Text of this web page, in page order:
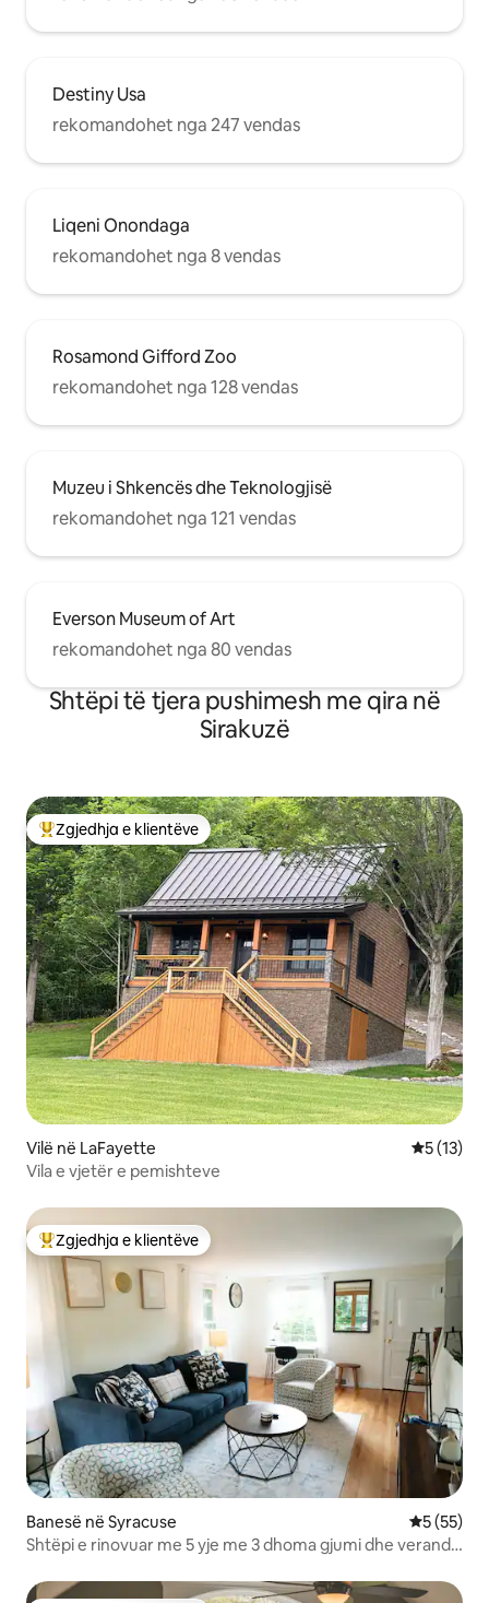
Destiny Usa
rekomandohet nga 247 vendas
Liqeni Onondaga
rekomandohet nga 8 vendas
Rosamond Gifford Zoo
rekomandohet nga 128 vendas
Muzeu i Shkencës dhe Teknologjisë
rekomandohet nga 121 vendas
Everson Museum of Art
rekomandohet nga 80 vendas
Shtëpi të tjera pushimesh me qira në
Sirakuzë
Më të mirat e zgjedhjeve të klientëve
Zgjedhja e klientëve
Vilë në LaFayette Vlerësimi
5 (13)
Vila e vjetër e pemishteve
Më të mirat e zgjedhjeve të klientëve
Zgjedhja e klientëve
Banesë në Syracuse Vlerësimi
5 (55)
Shtëpi e rinovuar me 5 yje me 3 dhoma gjumi dhe verandë